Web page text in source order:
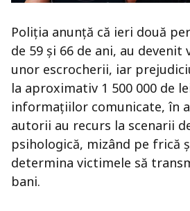
Poliția anunță că ieri două
de 59 și 66 de ani, au devenit
unor escrocherii, iar
la aproximativ 1 500 000 de
informațiilor comunicate, în
autorii au recurs la scenarii
psihologică, mizând pe frică
determina victimele să
bani.